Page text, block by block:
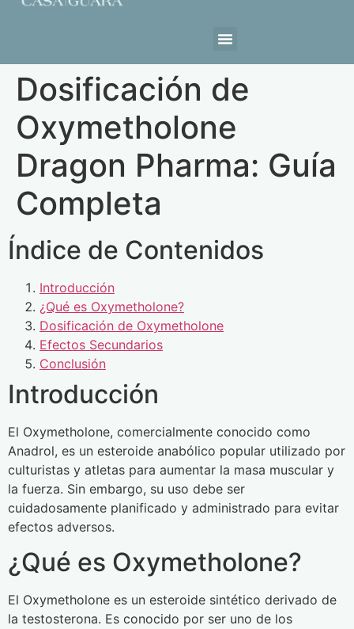
Dosificación de
Oxymetholone
Dragon Pharma: Guía
Completa
Índice de Contenidos
Introducción
¿Qué es Oxymetholone?
Dosificación de Oxymetholone
Efectos Secundarios
Conclusión
Introducción
El Oxymetholone, comercialmente conocido como
Anadrol, es un esteroide anabólico popular utilizado por
culturistas y atletas para aumentar la masa muscular y
la fuerza. Sin embargo, su uso debe ser
cuidadosamente planificado y administrado para evitar
efectos adversos.
¿Qué es Oxymetholone?
El Oxymetholone es un esteroide sintético derivado de
la testosterona. Es conocido por ser uno de los